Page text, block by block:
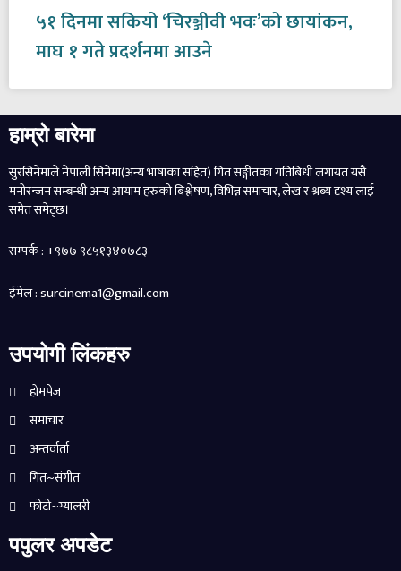
५१ दिनमा सकियो ‘चिरञ्जीवी भवः’को छायांकन,
माघ १ गते प्रदर्शनमा आउने
हाम्रो बारेमा
सुरसिनेमाले नेपाली सिनेमा(अन्य भाषाका सहित) गित सङ्गीतका गतिबिधी लगायत यसै
मनोरन्जन सम्बन्धी अन्य आयाम हरुको बिश्लेषण, विभिन्न समाचार, लेख र श्रब्य दृश्य लाई
समेत समेट्छ।
सम्पर्क : +९७७ ९८५१३४०७८३
ईमेल : surcinema1@gmail.com
उपयोगी लिंकहरु
होमपेज
समाचार
अन्तर्वार्ता
गित~संगीत
फोटो~ग्यालरी
पपुलर अपडेट